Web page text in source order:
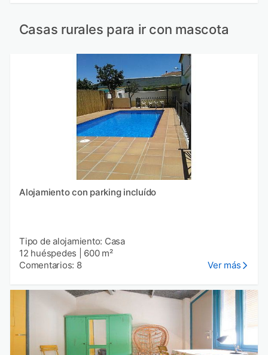
Casas rurales para ir con mascota
Alojamiento con parking incluído
Tipo de alojamiento: Casa
12 huéspedes
600 m²
Comentarios: 8
Ver más